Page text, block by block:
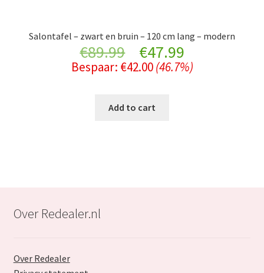
Salontafel – zwart en bruin – 120 cm lang – modern
€89.99
Original
price
was:
€47.99Current
price
Bespaar: €42.00 (46.7%)
Add to cart
Over Redealer.nl
Over Redealer